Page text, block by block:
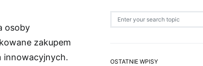
osoby
zakupem
innowacyjnych.
OSTATNIE WPISY